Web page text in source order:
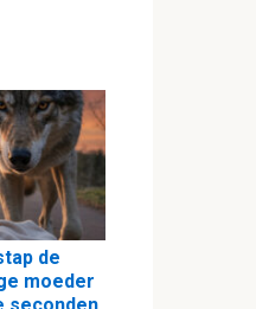
de
moeder